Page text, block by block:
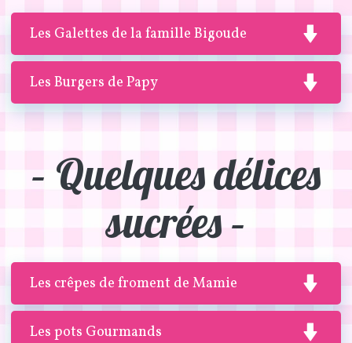
Les Galettes de la famille Bigoude
Les Burgers de Papy
– Quelques délices
sucrées –
Les crêpes de froment de Mamie
Les pots Gourmands